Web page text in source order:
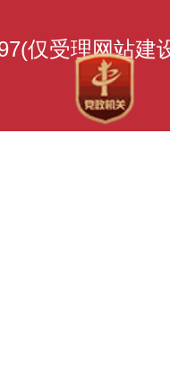
仅受理网站建